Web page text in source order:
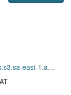
CATS+EMITIDAS_JULHO+A+DEZEMBRO_2017.xlsx